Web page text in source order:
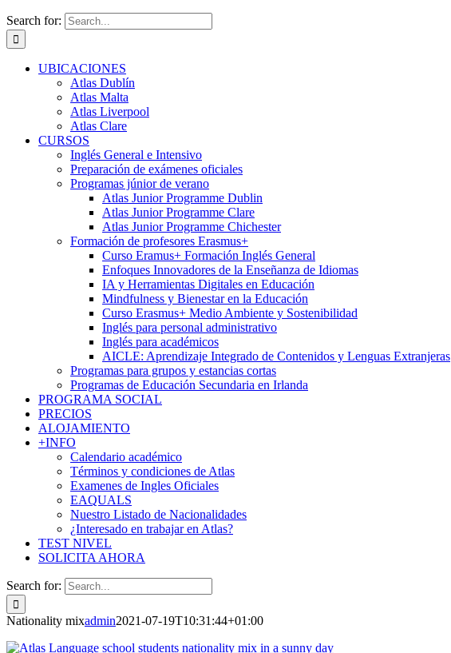
Search for:
UBICACIONES
Atlas Dublín
Atlas Malta
Atlas Liverpool
Atlas Clare
CURSOS
Inglés General e Intensivo
Preparación de exámenes oficiales
Programas júnior de verano
Atlas Junior Programme Dublin
Atlas Junior Programme Clare
Atlas Junior Programme Chichester
Formación de profesores Erasmus+
Curso Eramus+ Formación Inglés General
Enfoques Innovadores de la Enseñanza de Idiomas
IA y Herramientas Digitales en Educación
Mindfulness y Bienestar en la Educación
Curso Erasmus+ Medio Ambiente y Sostenibilidad
Inglés para personal administrativo
Inglés para académicos
AICLE: Aprendizaje Integrado de Contenidos y Lenguas Extranjeras
Programas para grupos y estancias cortas
Programas de Educación Secundaria en Irlanda
PROGRAMA SOCIAL
PRECIOS
ALOJAMIENTO
+INFO
Calendario académico
Términos y condiciones de Atlas
Examenes de Ingles Oficiales
EAQUALS
Nuestro Listado de Nacionalidades
¿Interesado en trabajar en Atlas?
TEST NIVEL
SOLICITA AHORA
Search for:
Nationality mixadmin2021-07-19T10:31:44+01:00